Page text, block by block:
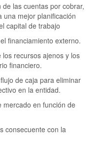
las cuentas por cobrar,
una mejor planificación
capital de trabajo
financiamiento externo.
recursos ajenos y los
financiero.
de caja para eliminar
en la entidad.
mercado en función de
consecuente con la